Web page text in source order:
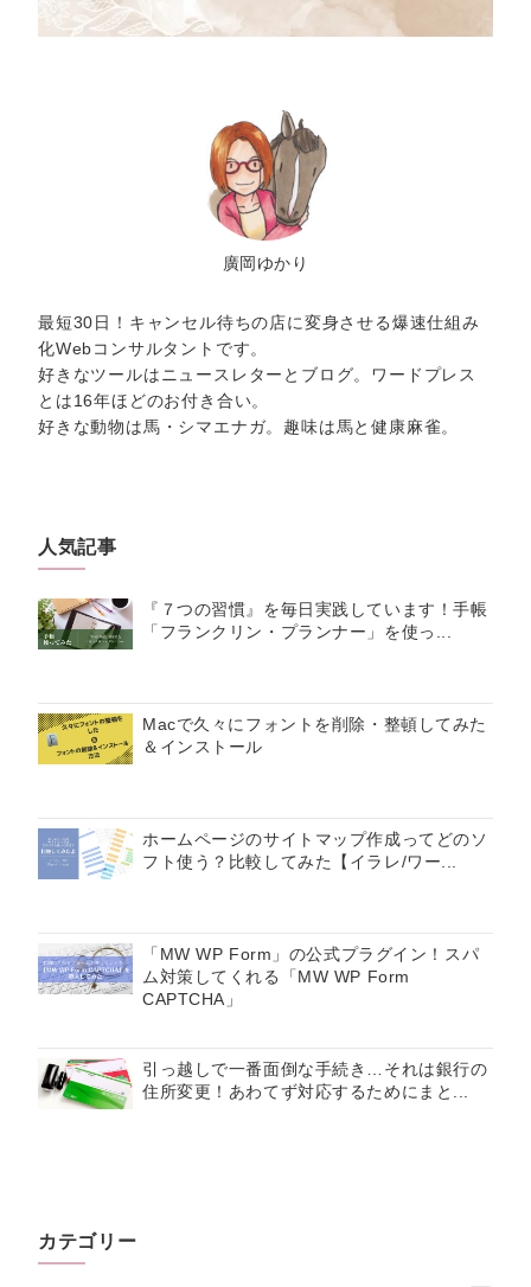
廣岡ゆかり
最短30日！キャンセル待ちの店に変身させる爆速仕組み
化Webコンサルタントです。
好きなツールはニュースレターとブログ。ワードプレス
とは16年ほどのお付き合い。
好きな動物は馬・シマエナガ。趣味は馬と健康麻雀。
人気記事
『７つの習慣』を毎日実践しています！手帳
「フランクリン・プランナー」を使っ...
Macで久々にフォントを削除・整頓してみた
＆インストール
ホームページのサイトマップ作成ってどのソ
フト使う？比較してみた【イラレ/ワー...
「MW WP Form」の公式プラグイン！スパ
ム対策してくれる「MW WP Form
CAPTCHA」
引っ越しで一番面倒な手続き…それは銀行の
住所変更！あわてず対応するためにまと...
カテゴリー